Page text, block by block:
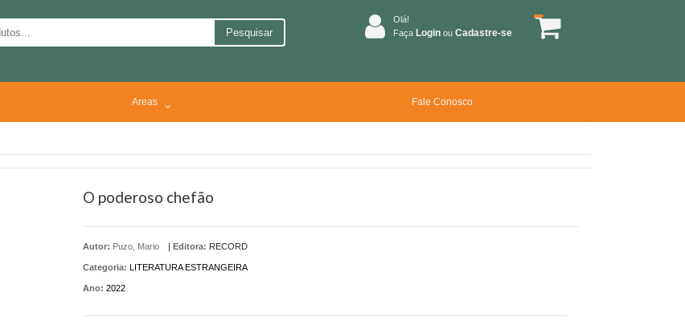
Pesquisar
Olá!
Faça Login ou Cadastre-se
Areas Fale Conosco
O poderoso chefão
Autor: Puzo, Mario | Editora: RECORD
Categoria: LITERATURA ESTRANGEIRA
Ano: 2022